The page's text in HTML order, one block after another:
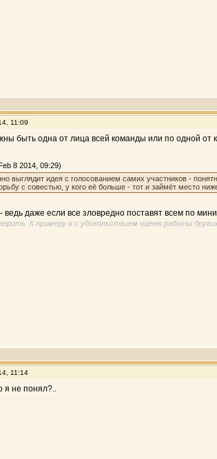
11:09
быть одна от лица всей команды или по одной от
8 2014, 09:29)
выглядит идея с голосованием самих участников -
с совестью, у кого её больше - тот и займёт место
ведь даже если все зловредно поставят всем по
К примеру я с удовольствием оценю работы
11:14
я не понял?..